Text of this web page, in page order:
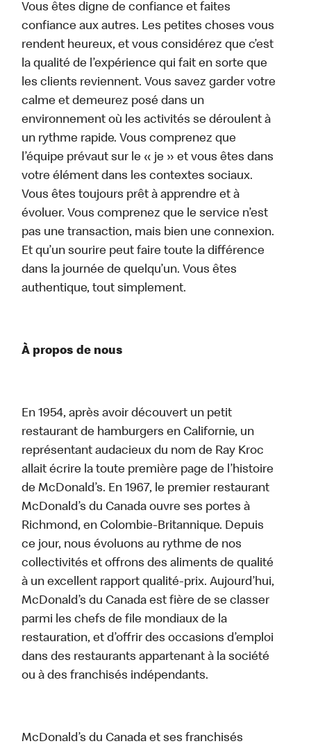
Vous êtes digne de confiance et faites
confiance aux autres. Les petites choses vous
rendent heureux, et vous considérez que c’est
la qualité de l’expérience qui fait en sorte que
les clients reviennent. Vous savez garder votre
calme et demeurez posé dans un
environnement où les activités se déroulent à
un rythme rapide. Vous comprenez que
l’équipe prévaut sur le « je » et vous êtes dans
votre élément dans les contextes sociaux.
Vous êtes toujours prêt à apprendre et à
évoluer. Vous comprenez que le service n’est
pas une transaction, mais bien une connexion.
Et qu’un sourire peut faire toute la différence
dans la journée de quelqu’un. Vous êtes
authentique, tout simplement.
À propos de nous
En 1954, après avoir découvert un petit
restaurant de hamburgers en Californie, un
représentant audacieux du nom de Ray Kroc
allait écrire la toute première page de l’histoire
de McDonald’s. En 1967, le premier restaurant
McDonald’s du Canada ouvre ses portes à
Richmond, en Colombie-Britannique. Depuis
ce jour, nous évoluons au rythme de nos
collectivités et offrons des aliments de qualité
à un excellent rapport qualité-prix. Aujourd’hui,
McDonald’s du Canada est fière de se classer
parmi les chefs de file mondiaux de la
restauration, et d’offrir des occasions d’emploi
dans des restaurants appartenant à la société
ou à des franchisés indépendants.
McDonald’s du Canada et ses franchisés